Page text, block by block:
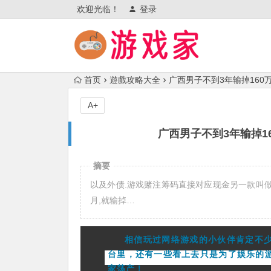
欢迎光临！ 登录
首页 遊戲攻略大全 广西男子不到3年输掉160
广西男子不到3年输掉
A+
摘要
以及外债.游戏赌注筹码直接对应现金另一款叫
月,就输掉…
相信玩过网络游戏的小伙伴肯定不
台里，还有一些看上去只是为了娱乐的
家荡产！